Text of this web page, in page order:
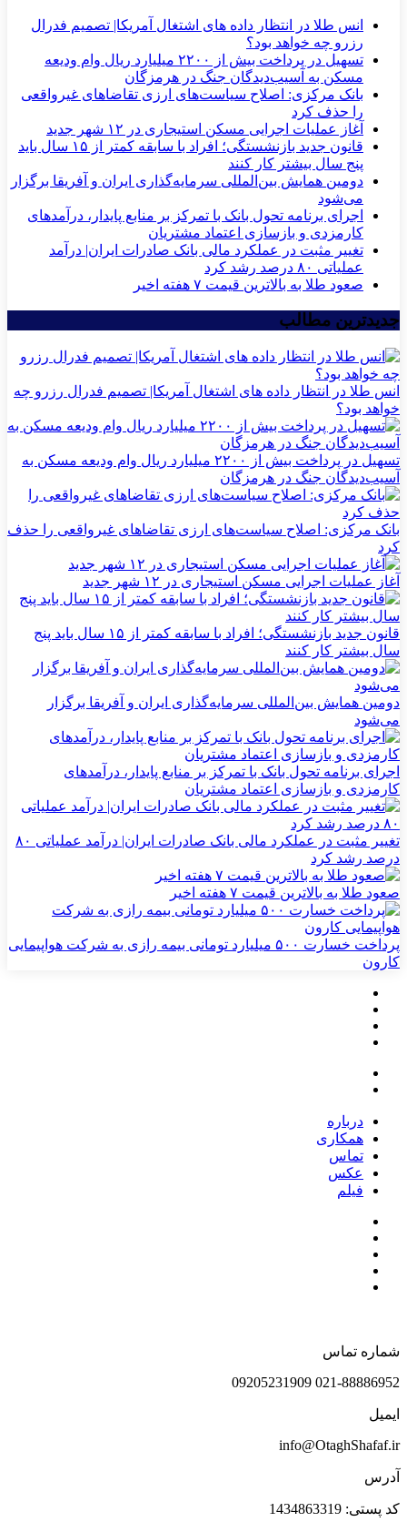
انس طلا در انتظار داده های اشتغال آمریکا| تصمیم فدرال
رزرو چه خواهد بود؟
تسهیل در پرداخت بیش از ۲۲۰۰ میلیارد ریال وام ودیعه
مسکن به آسیب‌دیدگان جنگ در هرمزگان
بانک مرکزی: اصلاح سیاست‌های ارزی تقاضاهای غیرواقعی
را حذف کرد
آغاز عملیات اجرایی مسکن استیجاری در ۱۲ شهر جدید
قانون جدید بازنشستگی؛ افراد با سابقه کمتر از ۱۵ سال باید
پنج سال بیشتر کار کنند
دومین همایش بین‌المللی سرمایه‌گذاری ایران و آفریقا برگزار
می‌شود
اجرای برنامه تحول بانک با تمرکز بر منابع پایدار، درآمدهای
کارمزدی و بازسازی اعتماد مشتریان
تغییر مثبت در عملکرد مالی بانک صادرات ایران| درآمد
عملیاتی ۸۰ درصد رشد کرد
صعود طلا به بالاترین قیمت ۷ هفته اخیر
جدیدترین مطالب
انس طلا در انتظار داده های اشتغال آمریکا| تصمیم فدرال رزرو چه
خواهد بود؟
تسهیل در پرداخت بیش از ۲۲۰۰ میلیارد ریال وام ودیعه مسکن به
آسیب‌دیدگان جنگ در هرمزگان
بانک مرکزی: اصلاح سیاست‌های ارزی تقاضاهای غیرواقعی را حذف
کرد
آغاز عملیات اجرایی مسکن استیجاری در ۱۲ شهر جدید
قانون جدید بازنشستگی؛ افراد با سابقه کمتر از ۱۵ سال باید پنج
سال بیشتر کار کنند
دومین همایش بین‌المللی سرمایه‌گذاری ایران و آفریقا برگزار
می‌شود
اجرای برنامه تحول بانک با تمرکز بر منابع پایدار، درآمدهای
کارمزدی و بازسازی اعتماد مشتریان
تغییر مثبت در عملکرد مالی بانک صادرات ایران| درآمد عملیاتی ۸۰
درصد رشد کرد
صعود طلا به بالاترین قیمت ۷ هفته اخیر
پرداخت خسارت ۵۰۰ میلیارد تومانی بیمه رازی به شرکت هواپیمایی
کارون
درباره
همکاری
تماس
عکس
فیلم
شماره تماس
021-88886952 09205231909
ایمیل
info@OtaghShafaf.ir
آدرس
کد پستی: 1434863319